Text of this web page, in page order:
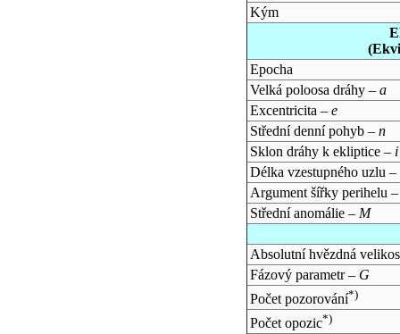
Kým
Epocha
Velká poloosa dráhy – a
Excentricita – e
Střední denní pohyb – n
Sklon dráhy k ekliptice – i
Délka vzestupného uzlu –
Argument šířky perihelu
Střední anomálie – M
Absolutní hvězdná
Fázový parametr – G
Počet pozorování*)
Počet opozic*)